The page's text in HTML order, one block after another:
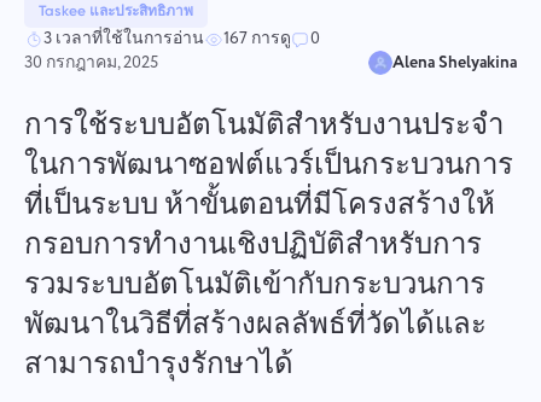
Bahasa Indonesia
Deutsch
English
Español
Français
עברית
Taskee และประสิทธิภาพ
3 เวลาที่ใช้ในการอ่าน 167 การดู
0
30 กรกฎาคม, 2025
Alena Shelyakina
การใช้ระบบอัตโนมัติสำหรับงานประจำ
ในการพัฒนาซอฟต์แวร์เป็นกระบวนการ
ที่เป็นระบบ ห้าขั้นตอนที่มีโครงสร้างให้
กรอบการทำงานเชิงปฏิบัติสำหรับการ
รวมระบบอัตโนมัติเข้ากับกระบวนการ
พัฒนาในวิธีที่สร้างผลลัพธ์ที่วัดได้และ
สามารถบำรุงรักษาได้
เวลาติดตาม
ติดตามเวลางาน ตรวจสอบเพื่อนร่วมงาน และเพิ่มเวลาด้วย
ตนเอง
สร้างงาน ทำงานกับเพื่อนร่วมงาน และปิดเมื่อเสร็จสิ้น
รายงาน
แจกจ่ายทรัพยากรโดยใช้รายงานเกี่ยวกับเวลาที่ใช้ต่อ
ประเภทบริษัท